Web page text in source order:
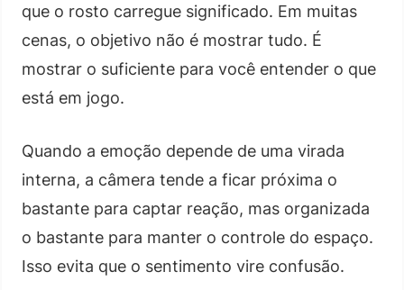
que o rosto carregue significado. Em muitas
cenas, o objetivo não é mostrar tudo. É
mostrar o suficiente para você entender o que
está em jogo.
Quando a emoção depende de uma virada
interna, a câmera tende a ficar próxima o
bastante para captar reação, mas organizada
o bastante para manter o controle do espaço.
Isso evita que o sentimento vire confusão.